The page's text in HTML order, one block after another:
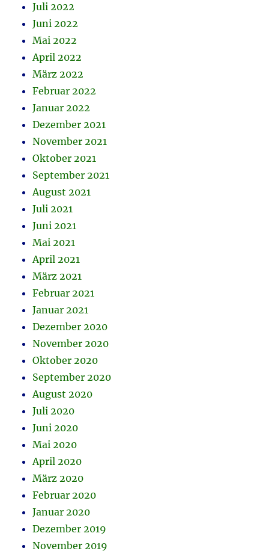
Juli 2022
Juni 2022
Mai 2022
April 2022
März 2022
Februar 2022
Januar 2022
Dezember 2021
November 2021
Oktober 2021
September 2021
August 2021
Juli 2021
Juni 2021
Mai 2021
April 2021
März 2021
Februar 2021
Januar 2021
Dezember 2020
November 2020
Oktober 2020
September 2020
August 2020
Juli 2020
Juni 2020
Mai 2020
April 2020
März 2020
Februar 2020
Januar 2020
Dezember 2019
November 2019